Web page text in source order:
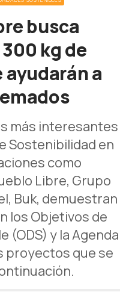
busca
kg de
a
más interesantes
Sostenibilidad en
como
Libre, Grupo
Buk, demuestran
los Objetivos de
(ODS) y la Agenda
proyectos que se